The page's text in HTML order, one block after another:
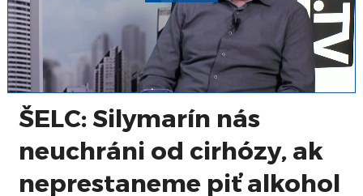
ŠELC: Silymarín nás
neuchráni od cirhózy, ak
neprestaneme piť alkohol